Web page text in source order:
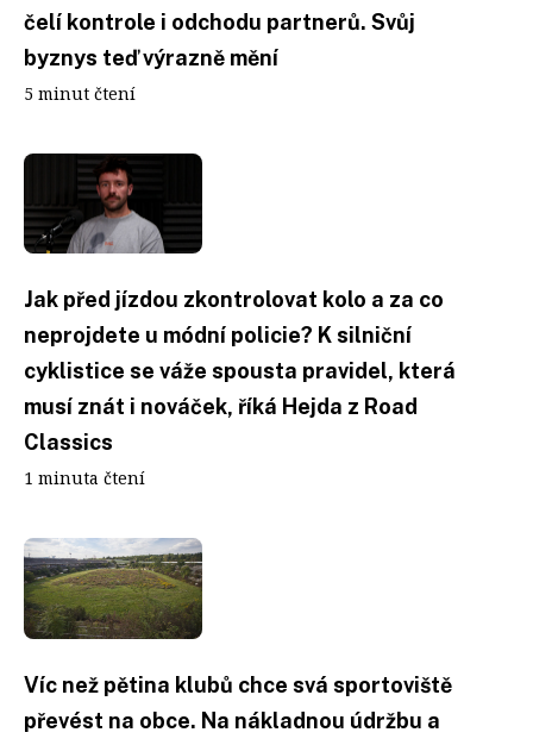
čelí kontrole i odchodu partnerů. Svůj
byznys teď výrazně mění
5 minut čtení
Jak před jízdou zkontrolovat kolo a za co
neprojdete u módní policie? K silniční
cyklistice se váže spousta pravidel, která
musí znát i nováček, říká Hejda z Road
Classics
1 minuta čtení
Víc než pětina klubů chce svá sportoviště
převést na obce. Na nákladnou údržbu a